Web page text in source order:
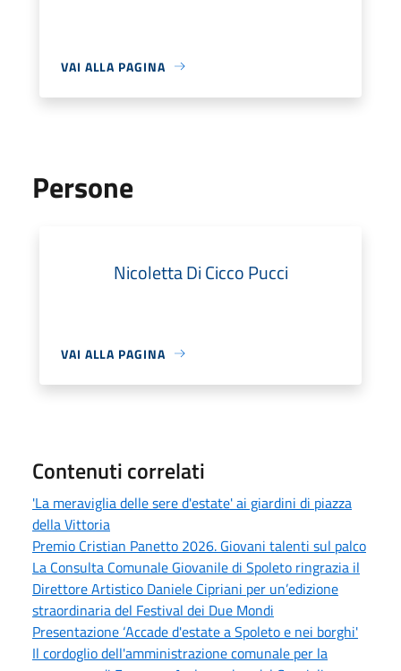
VAI ALLA PAGINA
Persone
Nicoletta Di Cicco Pucci
VAI ALLA PAGINA
Contenuti correlati
'La meraviglia delle sere d'estate' ai giardini di piazza
della Vittoria
Premio Cristian Panetto 2026. Giovani talenti sul palco
La Consulta Comunale Giovanile di Spoleto ringrazia il
Direttore Artistico Daniele Cipriani per un’edizione
straordinaria del Festival dei Due Mondi
Presentazione ‘Accade d'estate a Spoleto e nei borghi'
Il cordoglio dell'amministrazione comunale per la